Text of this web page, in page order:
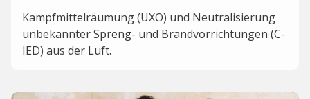
Kampfmittelräumung (UXO) und Neutralisierung
unbekannter Spreng- und Brandvorrichtungen (C-
IED) aus der Luft.